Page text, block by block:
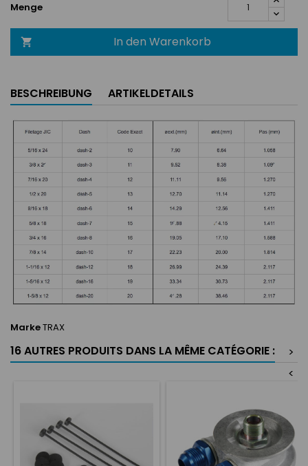
Menge
 In den Warenkorb
BESCHREIBUNG ARTIKELDETAILS
MarkeTRAX
16 AUTRES PRODUITS DANS LA MÊME CATÉGORIE :
>
<